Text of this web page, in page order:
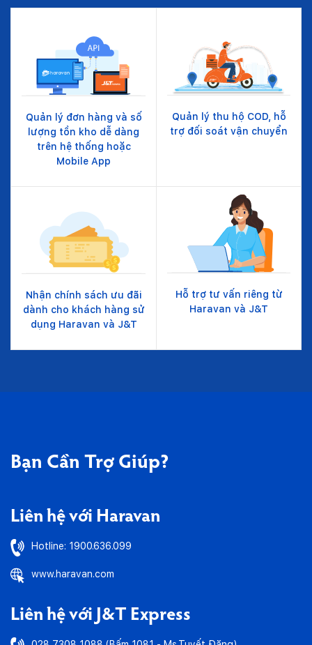
Quản lý đơn hàng và số
lượng tồn kho dễ dàng
trên hệ thống hoặc
Mobile App
Quản lý thu hộ COD, hỗ
trợ đối soát vận chuyển
Nhận chính sách ưu đãi
dành cho khách hàng sử
dụng Haravan và J&T
Hỗ trợ tư vấn riêng từ
Haravan và J&T
Bạn Cần Trợ Giúp?
Liên hệ với Haravan
Hotline: 1900.636.099
www.haravan.com
Liên hệ với J&T Express